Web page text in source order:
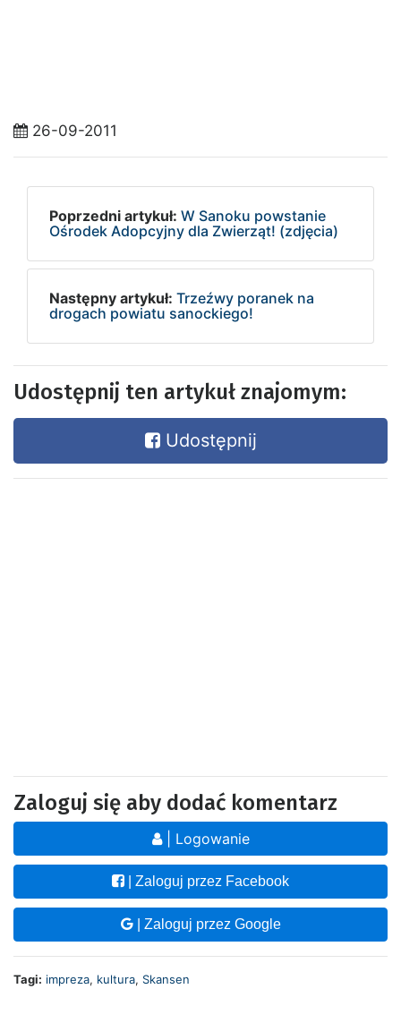
26-09-2011
Poprzedni artykuł: W Sanoku powstanie
Ośrodek Adopcyjny dla Zwierząt! (zdjęcia)
Następny artykuł: Trzeźwy poranek na
drogach powiatu sanockiego!
Udostępnij ten artykuł znajomym:
Udostępnij
Zaloguj się aby dodać komentarz
| Logowanie
| Zaloguj przez Facebook
| Zaloguj przez Google
Tagi: impreza, kultura, Skansen